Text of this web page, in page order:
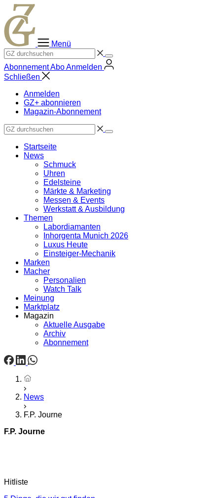
Zum
Inhalt
springen
Menü
AbonnementAboAnmelden
Schließen
Anmelden
GZ+ abonnieren
Magazin-Abonnement
Startseite
News
Schmuck
Uhren
Edelsteine
Märkte & Marketing
Messen & Events
Werkstatt & Ausbildung
Themen
Labordiamanten
Inhorgenta Munich 2026
Luxus Heute
Einsteiger-Mechanik
Marken
Macher
Personalien
Watch Talk
Meinung
Marktplatz
Magazin
Aktuelle Ausgabe
Archiv
Abonnement
Startseite
News
F.P. Journe
F.P. Journe
Hitliste